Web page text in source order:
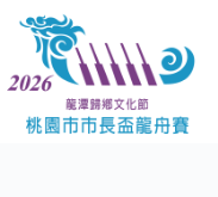
主